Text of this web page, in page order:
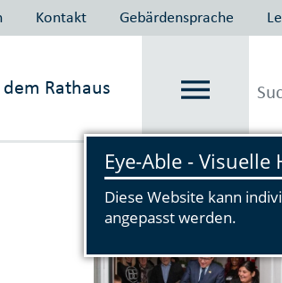
Kontakt Gebärdensprache
Rathaus
Vorlesen